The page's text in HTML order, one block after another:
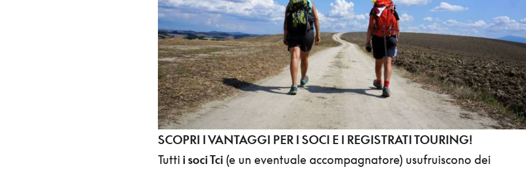
SCOPRI I VANTAGGI PER I SOCI E I REGISTRATI TOURING!
Tutti i soci Tci(e un eventuale accompagnatore) usufruiscono dei